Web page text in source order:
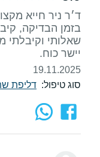
ד׳ר ניר חייא
בזמן הבדיקה,
יישר כוח.
19.11.2025
סוג טיפול: דליפת